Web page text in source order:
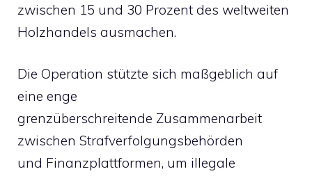
zwischen 15 und 30 Prozent des weltweiten
Holzhandels ausmachen.
Die Operation stützte sich maßgeblich auf
eine enge
grenzüberschreitende Zusammenarbeit
zwischen Strafverfolgungsbehörden
und Finanzplattformen, um illegale